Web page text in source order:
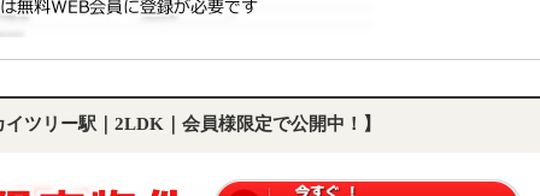
ツリー駅｜2LDK｜会員様限定で公開中！】